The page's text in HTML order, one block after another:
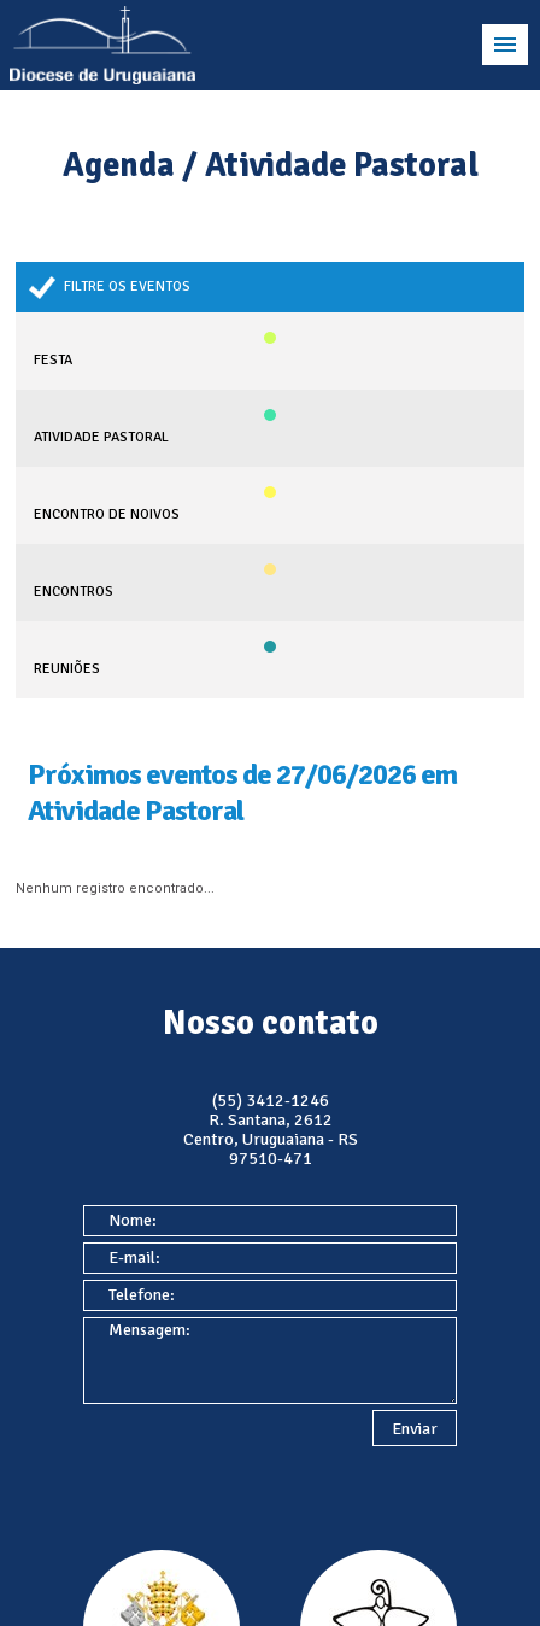
Agenda / Atividade Pastoral
FILTRE OS EVENTOS
FESTA
ATIVIDADE PASTORAL
ENCONTRO DE NOIVOS
ENCONTROS
REUNIÕES
Próximos eventos de 27/06/2026 em
Atividade Pastoral
Nenhum registro encontrado...
Nosso contato
(55) 3412-1246
R. Santana, 2612
Centro, Uruguaiana - RS
97510-471